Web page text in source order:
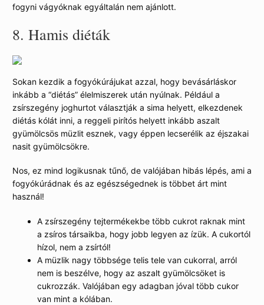
fogyni vágyóknak egyáltalán nem ajánlott.
8. Hamis diéták
Sokan kezdik a fogyókúrájukat azzal, hogy bevásárláskor
inkább a “diétás” élelmiszerek után nyúlnak. Például a
zsírszegény joghurtot választják a sima helyett, elkezdenek
diétás kólát inni, a reggeli pirítós helyett inkább aszalt
gyümölcsös müzlit esznek, vagy éppen lecserélik az éjszakai
nasit gyümölcsökre.
Nos, ez mind logikusnak tűnő, de valójában hibás lépés, ami a
fogyókúrádnak és az egészségednek is többet árt mint
használ!
A zsírszegény tejtermékekbe több cukrot raknak mint
a zsíros társaikba, hogy jobb legyen az ízük. A cukortól
hízol, nem a zsírtól!
A müzlik nagy többsége telis tele van cukorral, arról
nem is beszélve, hogy az aszalt gyümölcsöket is
cukrozzák. Valójában egy adagban jóval több cukor
van mint a kólában.